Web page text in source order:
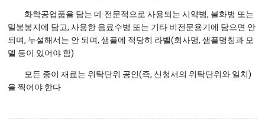
화학공업품을 담는 데 전문적으로 사용되는 시약병, 불화병 또는
밀봉봉지에 담고, 사용한 음료수병 또는 기타 비전문용기에 담으면 안
되며, 누설해서는 안 되며, 샘플에 적당히 라벨(회사명, 샘플명칭과 모
델 등이 있어야 함)
모든 종이 재료는 위탁단위 공인(즉, 신청서의 위탁단위와 일치)
을 찍어야 한다